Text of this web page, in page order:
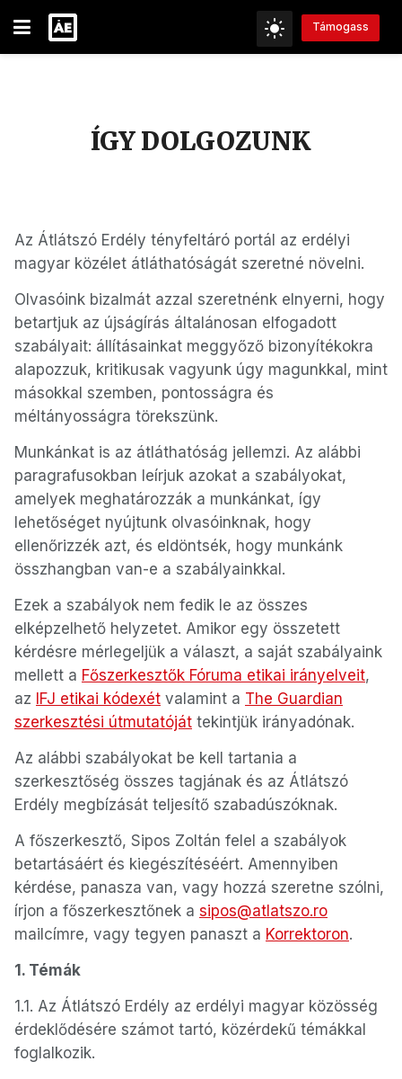
Támogass
ÍGY DOLGOZUNK
Az Átlátszó Erdély tényfeltáró portál az erdélyi
magyar közélet átláthatóságát szeretné növelni.
Olvasóink bizalmát azzal szeretnénk elnyerni, hogy
betartjuk az újságírás általánosan elfogadott
szabályait: állításainkat meggyőző bizonyítékokra
alapozzuk, kritikusak vagyunk úgy magunkkal, mint
másokkal szemben, pontosságra és
méltányosságra törekszünk.
Munkánkat is az átláthatóság jellemzi. Az alábbi
paragrafusokban leírjuk azokat a szabályokat,
amelyek meghatározzák a munkánkat, így
lehetőséget nyújtunk olvasóinknak, hogy
ellenőrizzék azt, és eldöntsék, hogy munkánk
összhangban van-e a szabályainkkal.
Ezek a szabályok nem fedik le az összes
elképzelhető helyzetet. Amikor egy összetett
kérdésre mérlegeljük a választ, a saját szabályaink
mellett a Főszerkesztők Fóruma etikai irányelveit,
az IFJ etikai kódexét valamint a The Guardian
szerkesztési útmutatóját tekintjük irányadónak.
Az alábbi szabályokat be kell tartania a
szerkesztőség összes tagjának és az Átlátszó
Erdély megbízását teljesítő szabadúszóknak.
A főszerkesztő, Sipos Zoltán felel a szabályok
betartásáért és kiegészítéséért. Amennyiben
kérdése, panasza van, vagy hozzá szeretne szólni,
írjon a főszerkesztőnek a sipos@atlatszo.ro
mailcímre, vagy tegyen panaszt a Korrektoron.
1. Témák
1.1. Az Átlátszó Erdély az erdélyi magyar közösség
érdeklődésére számot tartó, közérdekű témákkal
foglalkozik.